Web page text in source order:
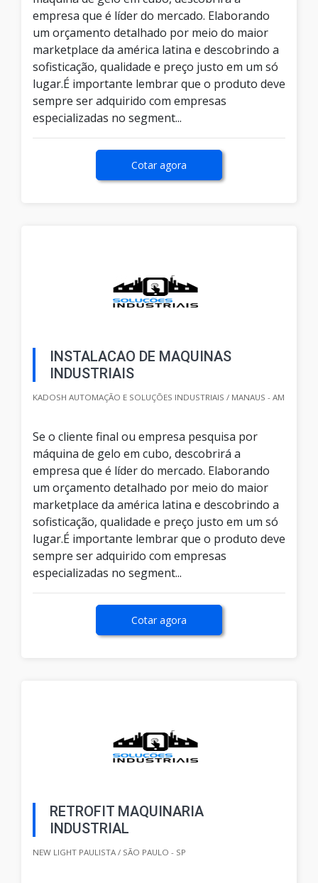
empresa que é líder do mercado. Elaborando
um orçamento detalhado por meio do maior
marketplace da américa latina e descobrindo a
sofisticação, qualidade e preço justo em um só
lugar.É importante lembrar que o produto deve
sempre ser adquirido com empresas
especializadas no segment...
Cotar agora
INSTALACAO DE MAQUINAS
INDUSTRIAIS
KADOSH AUTOMAÇÃO E SOLUÇÕES INDUSTRIAIS / MANAUS - AM
Se o cliente final ou empresa pesquisa por
máquina de gelo em cubo, descobrirá a
empresa que é líder do mercado. Elaborando
um orçamento detalhado por meio do maior
marketplace da américa latina e descobrindo a
sofisticação, qualidade e preço justo em um só
lugar.É importante lembrar que o produto deve
sempre ser adquirido com empresas
especializadas no segment...
Cotar agora
RETROFIT MAQUINARIA
INDUSTRIAL
NEW LIGHT PAULISTA / SÃO PAULO - SP